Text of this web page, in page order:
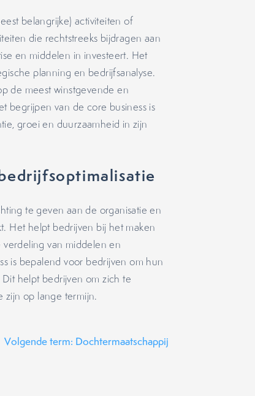
belangrijke) activiteiten of
die rechtstreeks bijdragen aan
en middelen in investeert. Het
planning en bedrijfsanalyse.
de meest winstgevende en
begrijpen van de core business is
groei en duurzaamheid in zijn
te geven aan de organisatie en
Het helpt bedrijven bij het maken
verdeling van middelen en
is bepalend voor bedrijven om hun
helpt bedrijven om zich te
zijn op lange termijn.
Volgende term: Dochtermaatschappij